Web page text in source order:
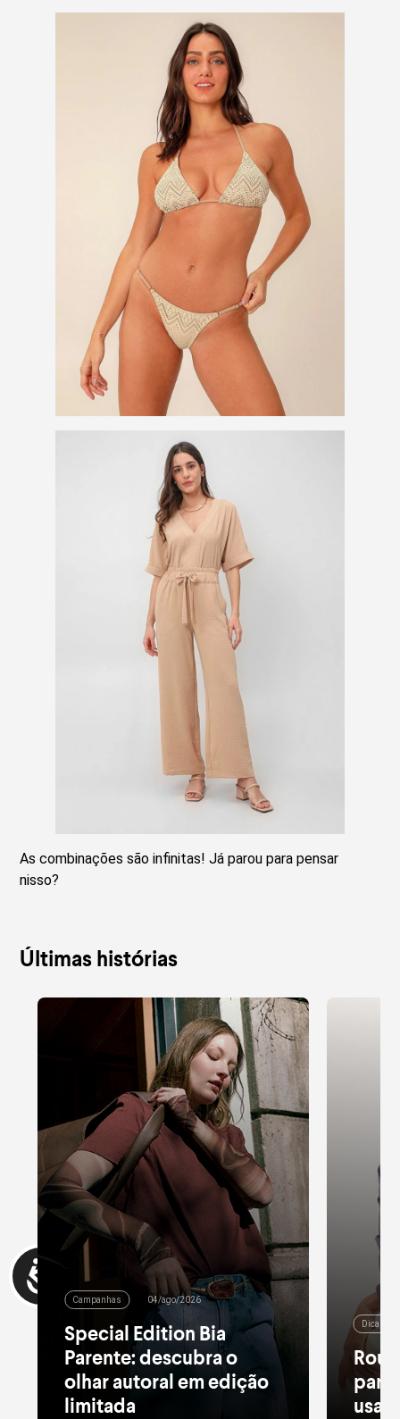
As combinações são infinitas! Já parou para pensar
nisso?
Últimas histórias
Campanhas 04/ago/2026
Special Edition Bia
Parente: descubra o
olhar autoral em edição
limitada
Dicas de
para
usar